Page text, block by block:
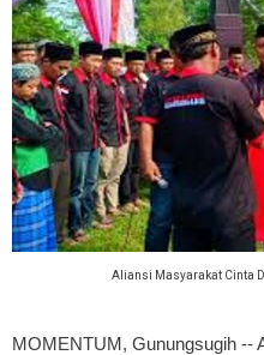
Aliansi Masyarakat Cinta
MOMENTUM, Gunungsugih --